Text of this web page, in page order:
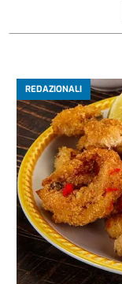
REDAZIONALI